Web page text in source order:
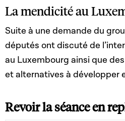
La mendicité au
Suite à une demande du
députés ont discuté de
au Luxembourg ainsi que
et alternatives à développer
Revoir la séance en